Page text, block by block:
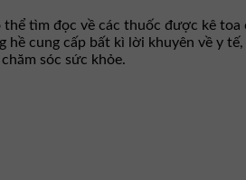
tìm đọc về các thuốc được kê
cung cấp bất kì lời khuyên về y
sóc sức khỏe.